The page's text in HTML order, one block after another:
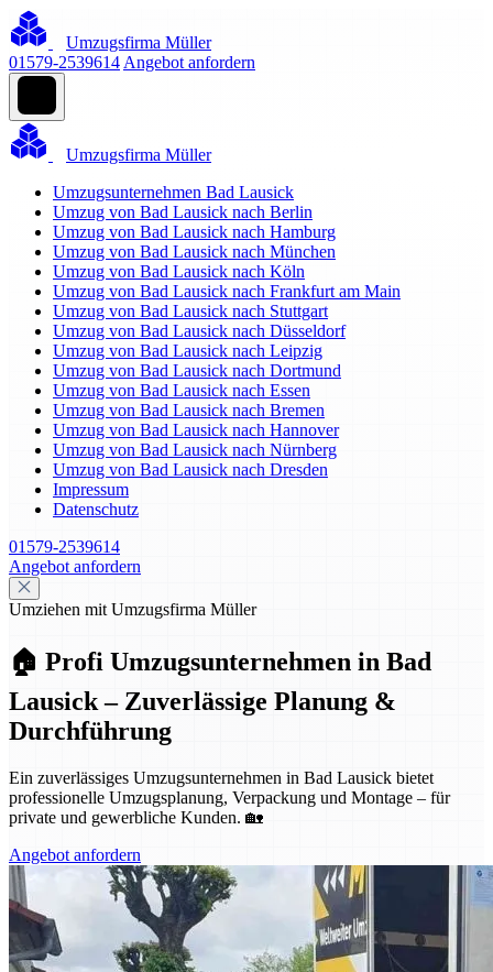
Umzugsfirma Müller
01579-2539614 Angebot anfordern
Umzugsfirma Müller
Umzugsunternehmen Bad Lausick
Umzug von Bad Lausick nach Berlin
Umzug von Bad Lausick nach Hamburg
Umzug von Bad Lausick nach München
Umzug von Bad Lausick nach Köln
Umzug von Bad Lausick nach Frankfurt am Main
Umzug von Bad Lausick nach Stuttgart
Umzug von Bad Lausick nach Düsseldorf
Umzug von Bad Lausick nach Leipzig
Umzug von Bad Lausick nach Dortmund
Umzug von Bad Lausick nach Essen
Umzug von Bad Lausick nach Bremen
Umzug von Bad Lausick nach Hannover
Umzug von Bad Lausick nach Nürnberg
Umzug von Bad Lausick nach Dresden
Impressum
Datenschutz
01579-2539614
Angebot anfordern
Umziehen mit Umzugsfirma Müller
🏠 Profi Umzugsunternehmen in Bad
Lausick – Zuverlässige Planung &
Durchführung
Ein zuverlässiges Umzugsunternehmen in Bad Lausick bietet
professionelle Umzugsplanung, Verpackung und Montage – für
private und gewerbliche Kunden. 🏡
Angebot anfordern